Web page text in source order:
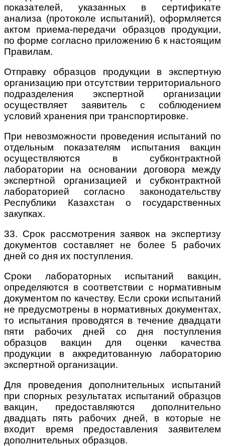
показателей, указанных в сертификате
анализа (протоколе испытаний), оформляется
актом приема-передачи образцов продукции,
по форме согласно приложению 6 к настоящим
Правилам.
Отправку образцов продукции в экспертную
организацию при отсутствии территориального
подразделения экспертной организации
осуществляет заявитель с соблюдением
условий хранения при транспортировке.
При невозможности проведения испытаний по
отдельным показателям испытания вакцин
осуществляются в субконтрактной
лаборатории на основании договора между
экспертной организацией и субконтрактной
лабораторией согласно законодательству
Республики Казахстан о государственных
закупках.
33. Срок рассмотрения заявок на экспертизу
документов составляет не более 5 рабочих
дней со дня их поступления.
Сроки лабораторных испытаний вакцин,
определяются в соответствии с нормативным
документом по качеству. Если сроки испытаний
не предусмотрены в нормативных документах,
то испытания проводятся в течение двадцати
пяти рабочих дней со дня поступления
образцов вакцин для оценки качества
продукции в аккредитованную лабораторию
экспертной организации.
Для проведения дополнительных испытаний
при спорных результатах испытаний образцов
вакцин, предоставляются дополнительно
двадцать пять рабочих дней, в которые не
входит время предоставления заявителем
дополнительных образцов.